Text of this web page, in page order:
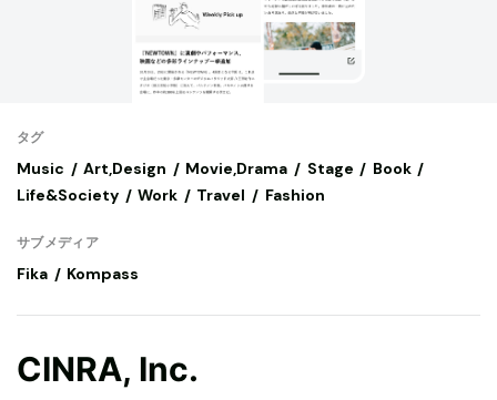
タグ
Music Art,Design Movie,Drama Stage
Book
Life&Society
Work Travel Fashion
サブメディア
Fika Kompass
CINRA, Inc.